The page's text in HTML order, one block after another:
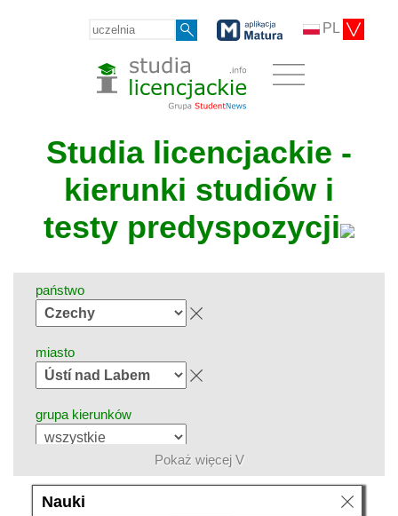
PL
Studia licencjackie -
kierunki studiów i
testy predyspozycji
państwo
miasto
grupa kierunków
język
Pokaż więcej V